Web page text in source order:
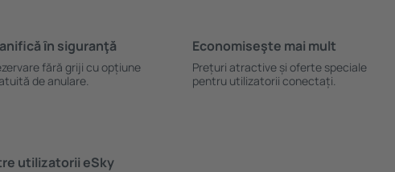
ȋn siguranţă
fără griji cu opțiune
de anulare.
Economiseşte mai mult
Prețuri atractive și oferte speciale
pentru utilizatorii conectați.
utilizatorii eSky